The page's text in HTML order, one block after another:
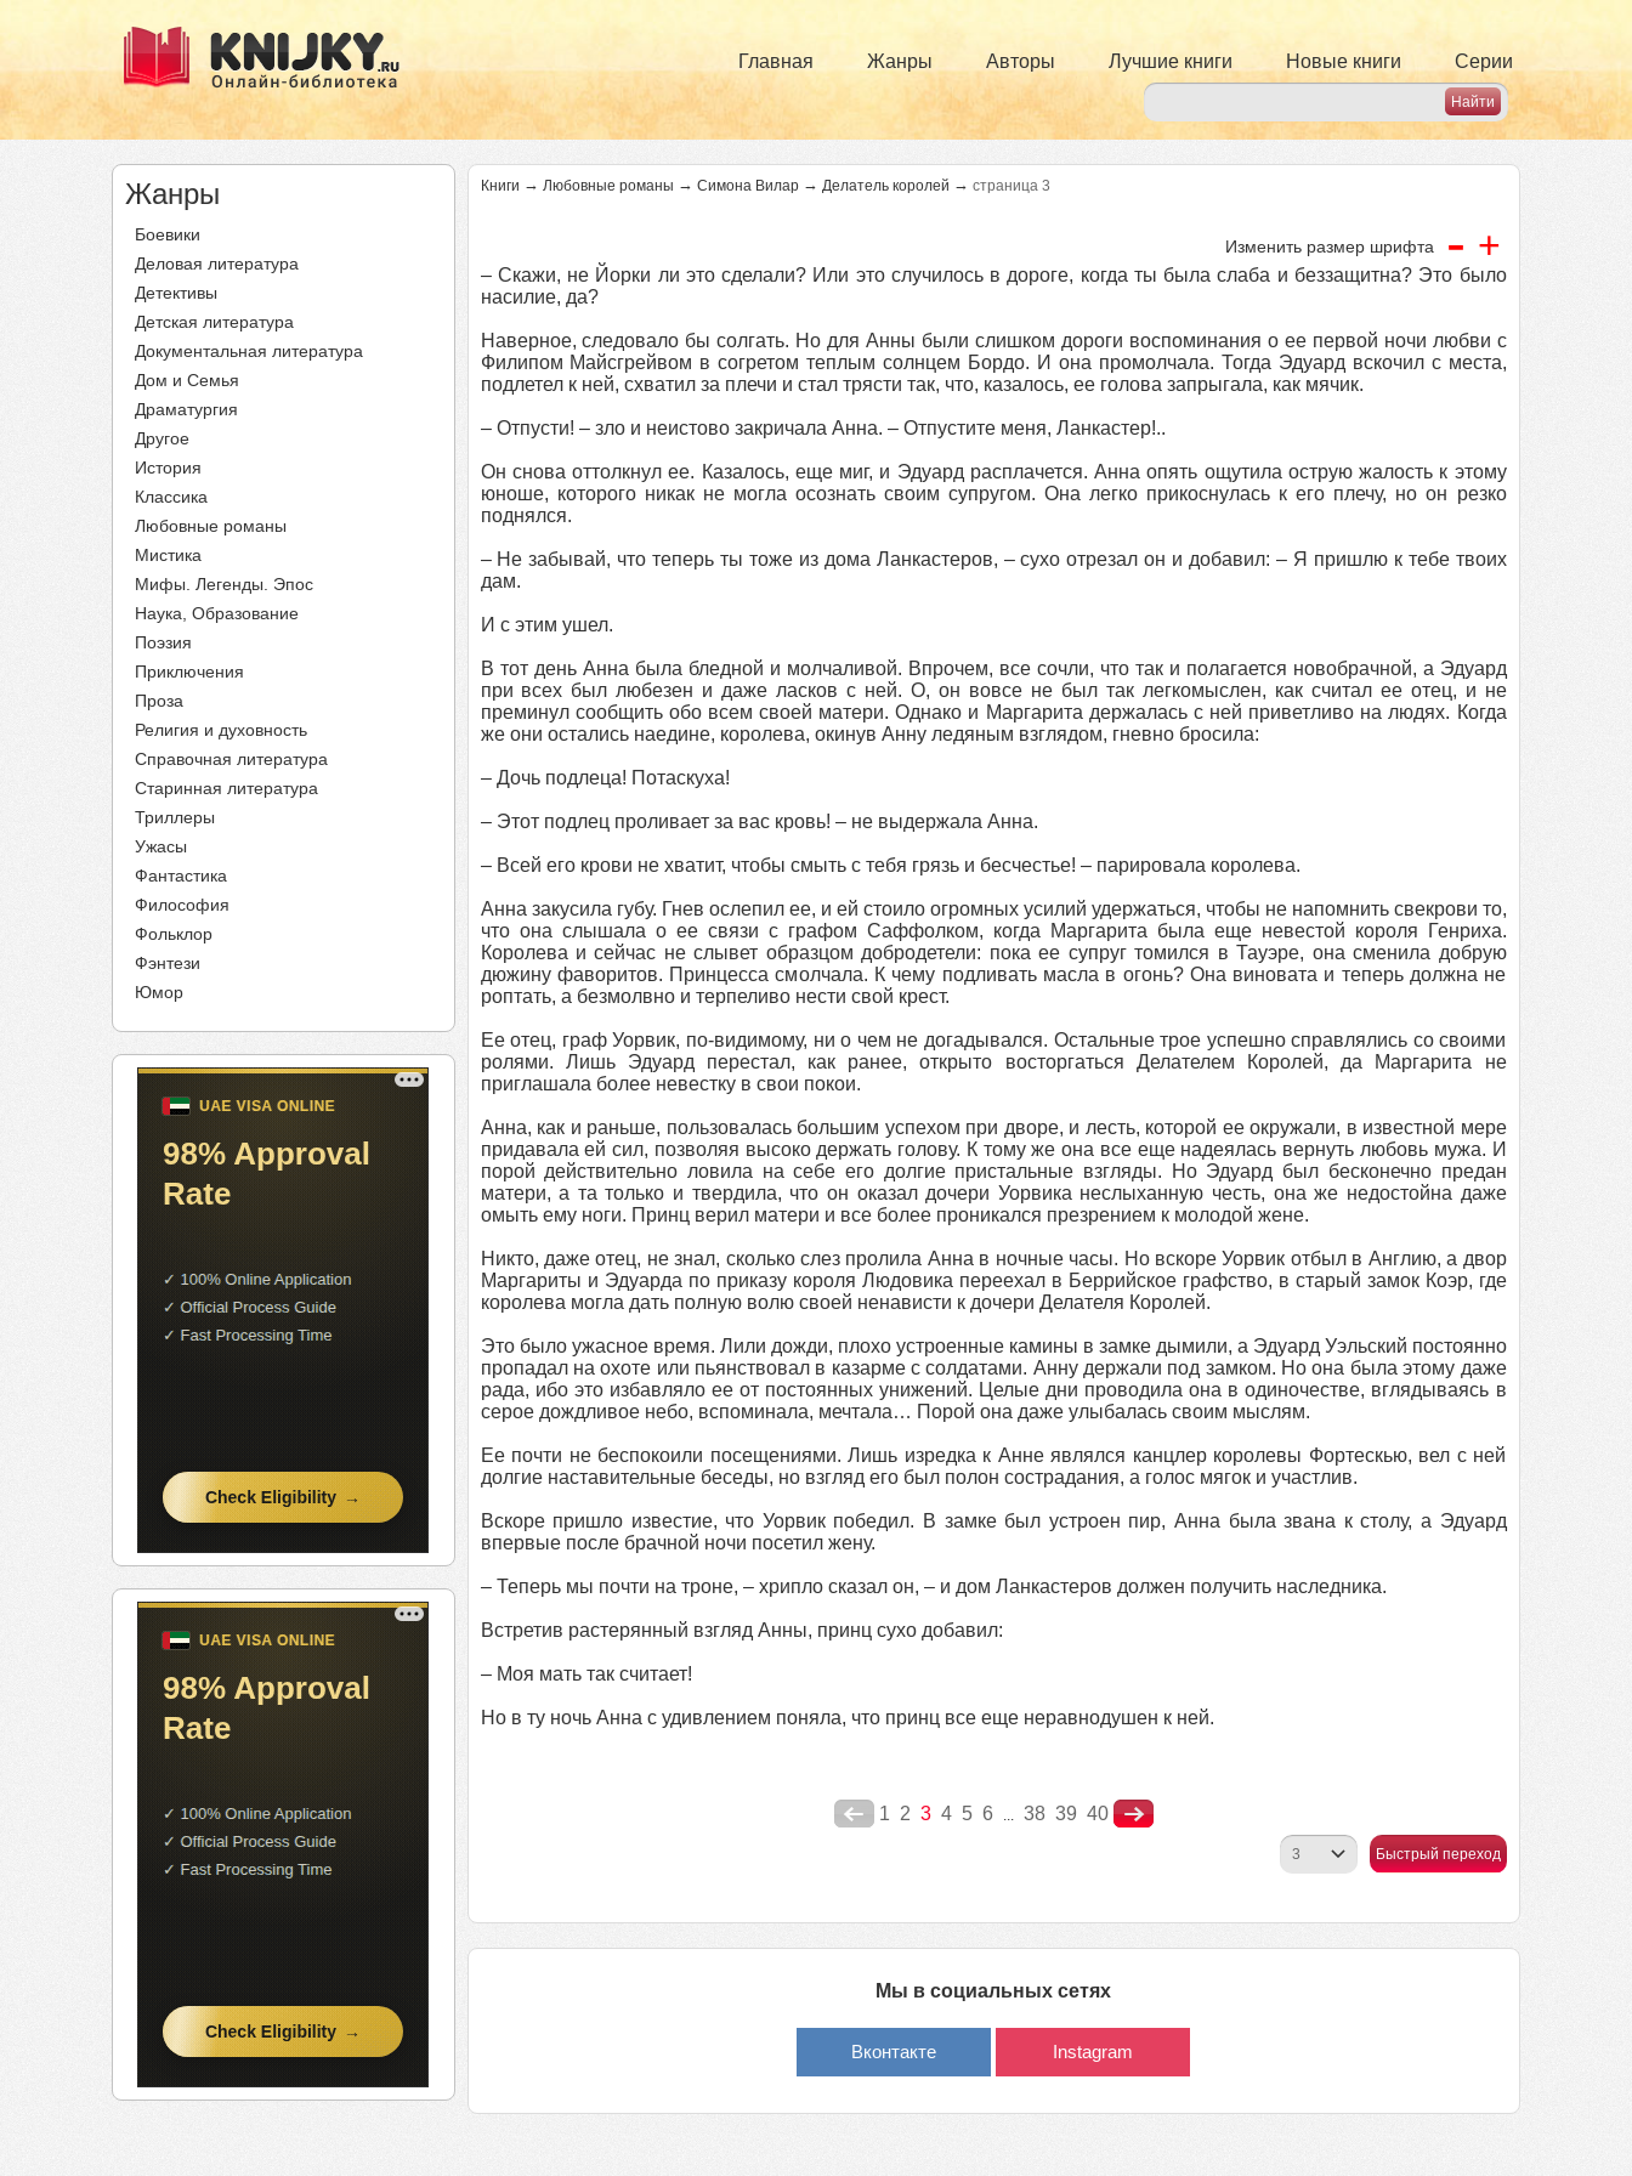
Главная Жанры Авторы Лучшие книги Новые книги Серии
Жанры
Боевики
Деловая литература
Детективы
Детская литература
Документальная литература
Дом и Семья
Драматургия
Другое
История
Классика
Любовные романы
Мистика
Мифы. Легенды. Эпос
Наука, Образование
Поэзия
Приключения
Проза
Религия и духовность
Справочная литература
Старинная литература
Триллеры
Ужасы
Фантастика
Философия
Фольклор
Фэнтези
Юмор
Книги → Любовные романы → Симона Вилар → Делатель королей → страница 3
Изменить размер шрифта - +
– Скажи, не Йорки ли это сделали? Или это случилось в дороге, когда ты была слаба и беззащитна? Это было
насилие, да?
Наверное, следовало бы солгать. Но для Анны были слишком дороги воспоминания о ее первой ночи любви с
Филипом Майсгрейвом в согретом теплым солнцем Бордо. И она промолчала. Тогда Эдуард вскочил с места,
подлетел к ней, схватил за плечи и стал трясти так, что, казалось, ее голова запрыгала, как мячик.
– Отпусти! – зло и неистово закричала Анна. – Отпустите меня, Ланкастер!..
Он снова оттолкнул ее. Казалось, еще миг, и Эдуард расплачется. Анна опять ощутила острую жалость к этому
юноше, которого никак не могла осознать своим супругом. Она легко прикоснулась к его плечу, но он резко
поднялся.
– Не забывай, что теперь ты тоже из дома Ланкастеров, – сухо отрезал он и добавил: – Я пришлю к тебе твоих
дам.
И с этим ушел.
В тот день Анна была бледной и молчаливой. Впрочем, все сочли, что так и полагается новобрачной, а Эдуард
при всех был любезен и даже ласков с ней. О, он вовсе не был так легкомыслен, как считал ее отец, и не
преминул сообщить обо всем своей матери. Однако и Маргарита держалась с ней приветливо на людях. Когда
же они остались наедине, королева, окинув Анну ледяным взглядом, гневно бросила:
– Дочь подлеца! Потаскуха!
– Этот подлец проливает за вас кровь! – не выдержала Анна.
– Всей его крови не хватит, чтобы смыть с тебя грязь и бесчестье! – парировала королева.
Анна закусила губу. Гнев ослепил ее, и ей стоило огромных усилий удержаться, чтобы не напомнить свекрови то,
что она слышала о ее связи с графом Саффолком, когда Маргарита была еще невестой короля Генриха.
Королева и сейчас не слывет образцом добродетели: пока ее супруг томился в Тауэре, она сменила добрую
дюжину фаворитов. Принцесса смолчала. К чему подливать масла в огонь? Она виновата и теперь должна не
роптать, а безмолвно и терпеливо нести свой крест.
Ее отец, граф Уорвик, по-видимому, ни о чем не догадывался. Остальные трое успешно справлялись со своими
ролями. Лишь Эдуард перестал, как ранее, открыто восторгаться Делателем Королей, да Маргарита не
приглашала более невестку в свои покои.
Анна, как и раньше, пользовалась большим успехом при дворе, и лесть, которой ее окружали, в известной мере
придавала ей сил, позволяя высоко держать голову. К тому же она все еще надеялась вернуть любовь мужа. И
порой действительно ловила на себе его долгие пристальные взгляды. Но Эдуард был бесконечно предан
матери, а та только и твердила, что он оказал дочери Уорвика неслыханную честь, она же недостойна даже
омыть ему ноги. Принц верил матери и все более проникался презрением к молодой жене.
Никто, даже отец, не знал, сколько слез пролила Анна в ночные часы. Но вскоре Уорвик отбыл в Англию, а двор
Маргариты и Эдуарда по приказу короля Людовика переехал в Беррийское графство, в старый замок Коэр, где
королева могла дать полную волю своей ненависти к дочери Делателя Королей.
Это было ужасное время. Лили дожди, плохо устроенные камины в замке дымили, а Эдуард Уэльский постоянно
пропадал на охоте или пьянствовал в казарме с солдатами. Анну держали под замком. Но она была этому даже
рада, ибо это избавляло ее от постоянных унижений. Целые дни проводила она в одиночестве, вглядываясь в
серое дождливое небо, вспоминала, мечтала… Порой она даже улыбалась своим мыслям.
Ее почти не беспокоили посещениями. Лишь изредка к Анне являлся канцлер королевы Фортескью, вел с ней
долгие наставительные беседы, но взгляд его был полон сострадания, а голос мягок и участлив.
Вскоре пришло известие, что Уорвик победил. В замке был устроен пир, Анна была звана к столу, а Эдуард
впервые после брачной ночи посетил жену.
– Теперь мы почти на троне, – хрипло сказал он, – и дом Ланкастеров должен получить наследника.
Встретив растерянный взгляд Анны, принц сухо добавил:
– Моя мать так считает!
Но в ту ночь Анна с удивлением поняла, что принц все еще неравнодушен к ней.
1 2 3 4 5 6 ... 38 39 40
Быстрый переход
Мы в социальных сетях
Вконтакте Instagram